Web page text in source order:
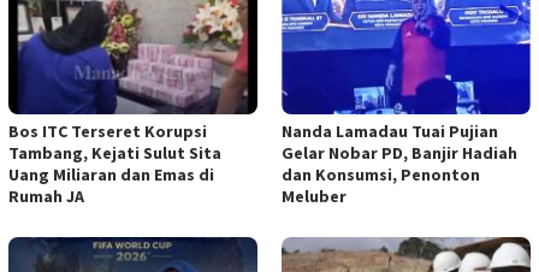
Bos ITC Terseret Korupsi
Tambang, Kejati Sulut Sita
Uang Miliaran dan Emas di
Rumah JA
Nanda Lamadau Tuai Pujian
Gelar Nobar PD, Banjir Hadiah
dan Konsumsi, Penonton
Meluber